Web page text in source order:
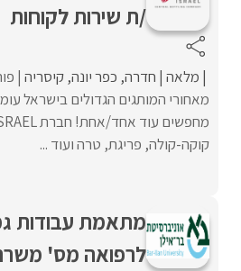
/ת שירות לקוחות
מלאה חדרה כפר יונה קיסריה
מאחורי המותגים הגדולים בישראל
קוקה-קולה, פריגת, טרה ועוד ...
מתאמת עבודות
לרפואה מס' משרה